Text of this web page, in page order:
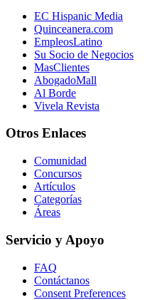
EC Hispanic Media
Quinceanera.com
EmpleosLatino
Su Socio de Negocios
MasClientes
AbogadoMall
Al Borde
Vivela Revista
Otros Enlaces
Comunidad
Concursos
Artículos
Categorías
Áreas
Servicio y Apoyo
FAQ
Contáctanos
Consent Preferences